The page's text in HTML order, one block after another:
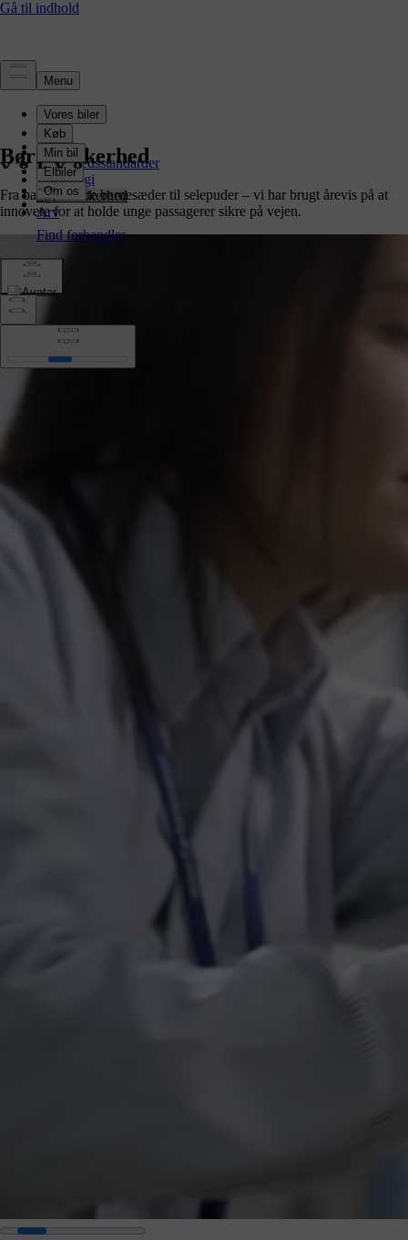
Sikkerhed
Oversigt
Sikkerhedsstandarder
Teknologi
Børnesikkerhed
Arv
Børnesikkerhed
Fra bagudvendte barnesæder til selepuder – vi har brugt årevis på at
innovere for at holde unge passagerer sikre på vejen.